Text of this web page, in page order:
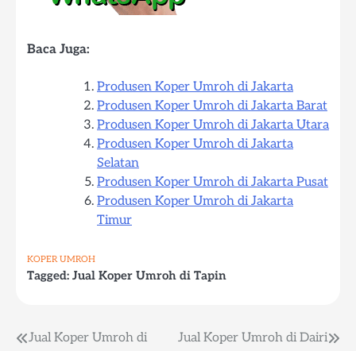
Baca Juga:
Produsen Koper Umroh di Jakarta
Produsen Koper Umroh di Jakarta Barat
Produsen Koper Umroh di Jakarta Utara
Produsen Koper Umroh di Jakarta
Selatan
Produsen Koper Umroh di Jakarta Pusat
Produsen Koper Umroh di Jakarta
Timur
KOPER UMROH
Tagged: Jual Koper Umroh di Tapin
Post
Jual Koper Umroh di
Jual Koper Umroh di Dairi